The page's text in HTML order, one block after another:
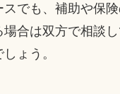
スでも、補助や保
合は双方で相談
ょう。